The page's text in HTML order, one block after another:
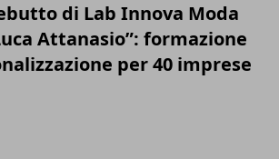
di Lab Innova Moda
Attanasio”: formazione
per 40 imprese